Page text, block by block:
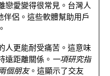
戀愛變得很常見。台灣人
侶。這些軟體幫助用戶
人更能耐受痛苦。這意味
遠距離關係。 一項研究指
個朋友。這顯示了交友